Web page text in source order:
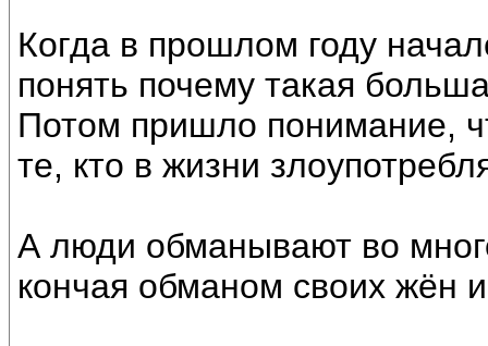
Когда в прошлом году
понять почему такая
Потом пришло понимание,
те, кто в жизни
А люди обманывают во
кончая обманом своих жён